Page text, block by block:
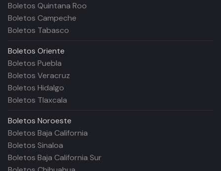
Boletos Quintana Roo
Boletos Campeche
Boletos Tabasco
Boletos Oriente
Boletos Puebla
Boletos Veracruz
Boletos Hidalgo
Boletos Tlaxcala
Boletos Noroeste
Boletos Baja California
Boletos Sinaloa
Boletos Baja California Sur